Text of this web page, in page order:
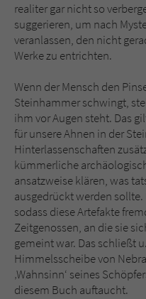
realiter gar nicht so
suggerieren, um nach
veranlassen, den nicht
Werke zu entrichten.
Wenn der Mensch den
Steinhammer schwingt,
ihm vor Augen steht. Das
für unsere Ahnen in der
Hinterlassenschaften
kümmerliche
ansatzweise klären, was
ausgedrückt werden
sodass diese Artefakte
Zeitgenossen, an die sie
gemeint war. Das schließt
Himmelsscheibe von
‚Wahnsinn‘ seines
diesem Buch auftaucht.